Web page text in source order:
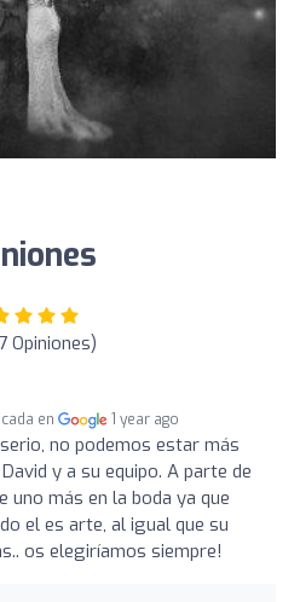
Opiniones)
en 1 year ago
no podemos estar más
y a su equipo. A parte de
más en la boda ya que
el es arte, al igual que su
os elegiríamos siempre!